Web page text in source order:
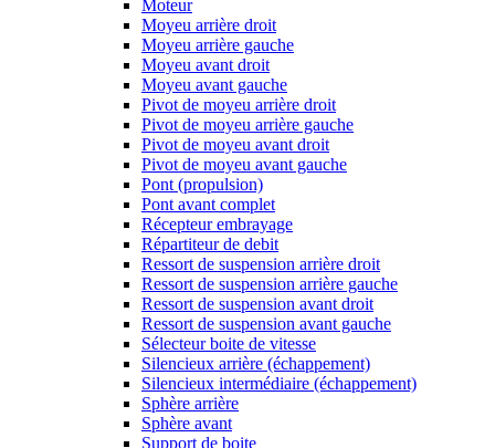
Moteur
Moyeu arrière droit
Moyeu arrière gauche
Moyeu avant droit
Moyeu avant gauche
Pivot de moyeu arrière droit
Pivot de moyeu arrière gauche
Pivot de moyeu avant droit
Pivot de moyeu avant gauche
Pont (propulsion)
Pont avant complet
Récepteur embrayage
Répartiteur de debit
Ressort de suspension arrière droit
Ressort de suspension arrière gauche
Ressort de suspension avant droit
Ressort de suspension avant gauche
Sélecteur boite de vitesse
Silencieux arrière (échappement)
Silencieux intermédiaire (échappement)
Sphère arrière
Sphère avant
Support de boite